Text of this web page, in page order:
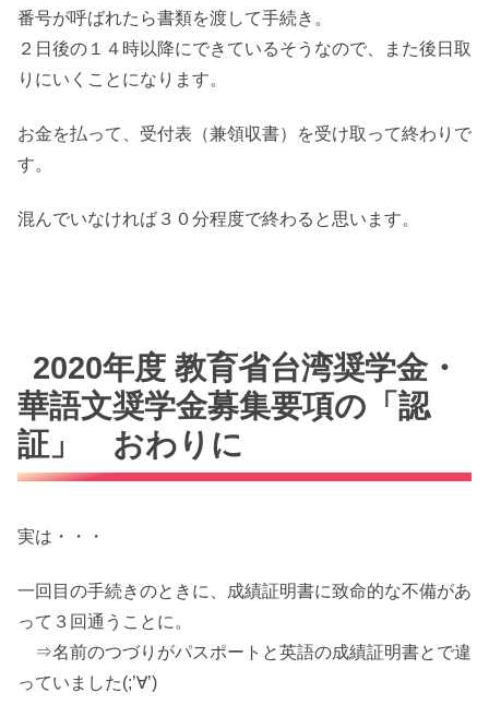
番号が呼ばれたら書類を渡して手続き。
２日後の１４時以降にできているそうなので、また後日取
りにいくことになります。
お金を払って、受付表（兼領収書）を受け取って終わりで
す。
混んでいなければ３０分程度で終わると思います。
2020年度 教育省台湾奨学金・
華語文奨学金募集要項の「認
証」 おわりに
実は・・・
一回目の手続きのときに、成績証明書に致命的な不備があ
って３回通うことに。
⇒名前のつづりがパスポートと英語の成績証明書とで違
っていました(;’∀’)